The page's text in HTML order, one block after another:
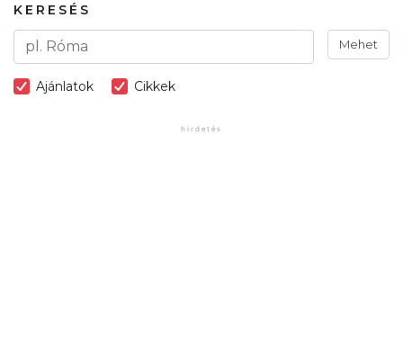
KERESÉS
Mehet
Ajánlatok Cikkek